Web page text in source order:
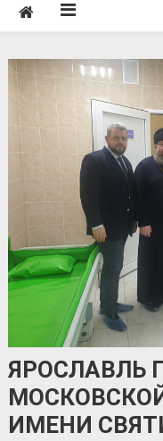
ЯРОСЛАВЛЬ
ИМЕНИ